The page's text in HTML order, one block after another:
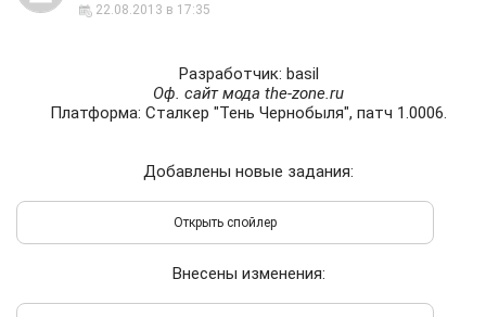
22.08.2013 в 17:35
Разработчик: basil
Оф. сайт мода the-zone.ru
Платформа: Сталкер "Тень Чернобыля", патч 1.0006.
Добавлены новые задания:
Внесены изменения: